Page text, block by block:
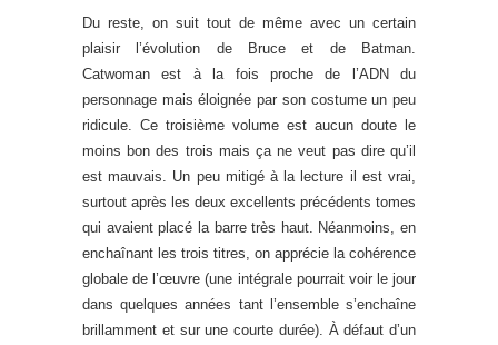
Du reste, on suit tout de même avec un certain
plaisir l’évolution de Bruce et de Batman.
Catwoman est à la fois proche de l’ADN du
personnage mais éloignée par son costume un peu
ridicule. Ce troisième volume est aucun doute le
moins bon des trois mais ça ne veut pas dire qu’il
est mauvais. Un peu mitigé à la lecture il est vrai,
surtout après les deux excellents précédents tomes
qui avaient placé la barre très haut. Néanmoins, en
enchaînant les trois titres, on apprécie la cohérence
globale de l’œuvre (une intégrale pourrait voir le jour
dans quelques années tant l’ensemble s’enchaîne
brillamment et sur une courte durée). À défaut d’un